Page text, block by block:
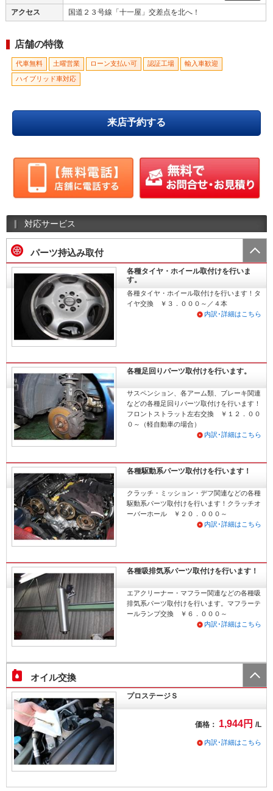
アクセス 国道２３号線「十一屋」交差点を北へ！
店舗の特徴
代車無料 土曜営業 ローン支払い可 認証工場 輸入車歓迎
ハイブリッド車対応
来店予約する
対応サービス
パーツ持込み取付
各種タイヤ・ホイール取付けを行いま
す。
各種タイヤ・ホイール取付けを行います！タ
イヤ交換 ￥３．０００～／４本
内訳･詳細はこちら
各種足回りパーツ取付けを行います。
サスペンション、各アーム類、ブレーキ関連
などの各種足回りパーツ取付けを行います！
フロントストラット左右交換 ￥１２．００
０～（軽自動車の場合）
内訳･詳細はこちら
各種駆動系パーツ取付けを行います！
クラッチ・ミッション・デフ関連などの各種
駆動系パーツ取付けを行います！クラッチオ
ーバーホール ￥２０．０００～
内訳･詳細はこちら
各種吸排気系パーツ取付けを行います！
エアクリーナー・マフラー関連などの各種吸
排気系パーツ取付けを行います。マフラーテ
ールランプ交換 ￥６．０００～
内訳･詳細はこちら
オイル交換
プロステージＳ
価格： 1,944円 /L
内訳･詳細はこちら